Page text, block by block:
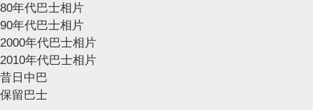
80年代巴士相片
90年代巴士相片
2000年代巴士相片
2010年代巴士相片
昔日中巴
保留巴士